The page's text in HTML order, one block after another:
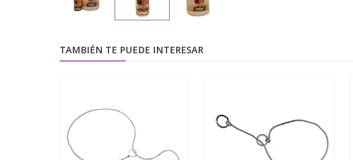
TAMBIÉN TE PUEDE INTERESAR